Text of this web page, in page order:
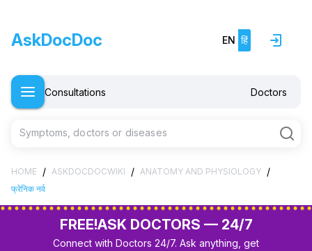
AskDocDoc EN हिं
Consultations Doctors
Symptoms, doctors or diseases
HOME / ASKDOCDOCWIKI / ANATOMY AND PHYSIOLOGY /
फ्रेनिक नर्व
FREE!ASK DOCTORS — 24/7
Connect with Doctors 24/7. Ask anything, get